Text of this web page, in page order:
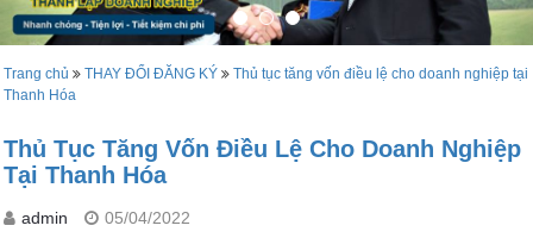
Trang chủ THAY ĐỔI ĐĂNG KÝ
Thủ tục tăng vốn điều lệ cho doanh nghiệp tại
Thanh Hóa
Thủ Tục Tăng Vốn Điều Lệ Cho Doanh Nghiệp
Tại Thanh Hóa
admin 05/04/2022